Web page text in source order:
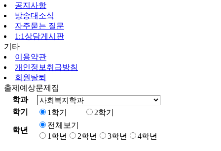
공지사항
방송대소식
자주묻는 질문
1:1상담게시판
기타
이용약관
개인정보취급방침
회원탈퇴
출제예상문제집
학과
학기
1학기 2학기
학년
전체보기
1학년
2학년 3학년 4학년